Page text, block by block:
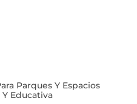
Parques Y Espacios
Educativa